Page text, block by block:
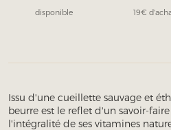
disponible
19€
Issu d'une cueillette sauvage et
beurre est le reflet d'un savoir-
l'intégralité de ses vitamines